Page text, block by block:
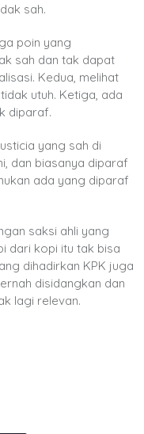
sah.
poin yang
sah dan tak dapat
Kedua, melihat
utuh. Ketiga, ada
diparaf.
yang sah di
dan biasanya diparaf
ada yang diparaf
saksi ahli yang
dari kopi itu tak bisa
dihadirkan KPK juga
disidangkan dan
lagi relevan.